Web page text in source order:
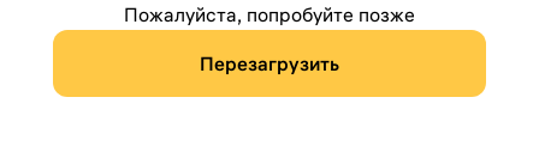
Пожалуйста, попробуйте позже
Перезагрузить